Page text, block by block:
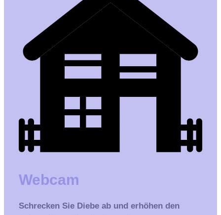
Webcam
Schrecken Sie Diebe ab und erhöhen den